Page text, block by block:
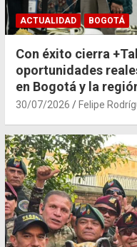
ACTUALIDAD BOGOTÁ
Con éxito cierra
oportunidades
en Bogotá y la
30/07/2026 Felipe